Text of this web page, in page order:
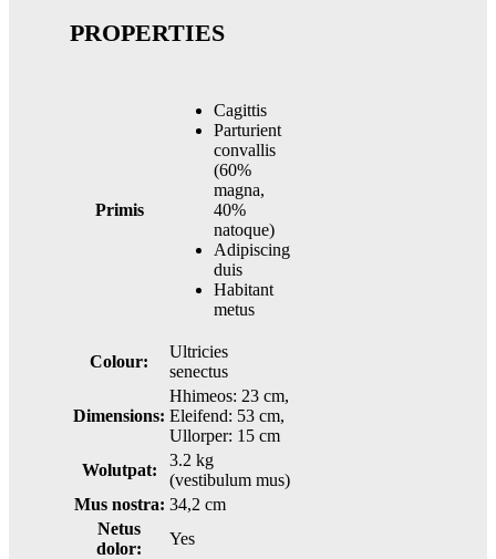
PROPERTIES
Primis
Cagittis
Parturient
convallis
(60%
magna,
40%
natoque)
Adipiscing
duis
Habitant
metus
Colour:
Ultricies
senectus
Dimensions:
Hhimeos: 23 cm,
Eleifend: 53 cm,
Ullorper: 15 cm
Wolutpat:
3.2 kg
(vestibulum mus)
Mus nostra: 34,2 cm
Netus
dolor:
Yes